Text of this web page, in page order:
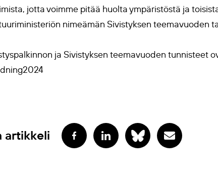
jotta voimme pitää huolta ympäristöstä ja
nimeämän Sivistyksen teemavuoden
ja Sivistyksen teemavuoden tunnisteet
artikkeli